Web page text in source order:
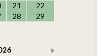
21
22
28
29